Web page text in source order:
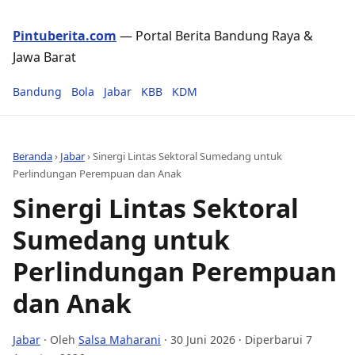
Pintuberita.com — Portal Berita Bandung Raya &
Jawa Barat
Bandung Bola Jabar KBB KDM
Beranda› Jabar›Sinergi Lintas Sektoral Sumedang untuk
Perlindungan Perempuan dan Anak
Sinergi Lintas Sektoral
Sumedang untuk
Perlindungan Perempuan
dan Anak
Jabar · Oleh Salsa Maharani · 30 Juni 2026 · Diperbarui 7